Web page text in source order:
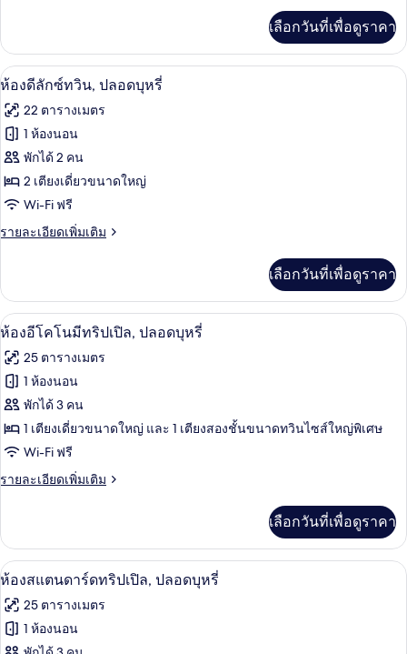
บุหรี่
เกี่ยว
กับ
ห้อง
ทวิ
น,
ปลอด
บุหรี่
เลือกวันที่เพื่อดูราคา
เปิด
ภาพถ่าย
ทั้งหมด
ของ
ห้อง
ดี
ลัก
ทวิน,
ปลอด
บุหรี่
ห้องดีลักซ์ทวิน, ปลอดบุหรี่ | ตู้นิรภัยใน
14
ห้องดีลักซ์ทวิน, ปลอดบุหรี่
22 ตารางเมตร
1 ห้องนอน
พักได้ 2 คน
2 เตียงเดี่ยวขนาดใหญ่
Wi-Fi ฟรี
รายละเอียดเพิ่มเติม
ราย
เกี่ยว
กับ
ห้อง
ลัก
ซ์
ทวิ
น,
ปลอด
บุหรี่
เลือกวันที่เพื่อดูราคา
เปิด
ภาพถ่าย
ทั้งหมด
ของ
ห้อง
อี
โค
มี
ทริปเปิล,
ปลอด
บุหรี่
ห้องอีโคโนมีทริปเปิล, ปลอดบุหรี่ | ตู้นิ
8
ห้องอีโคโนมีทริปเปิล, ปลอดบุหรี่
25 ตารางเมตร
1 ห้องนอน
พักได้ 3 คน
1 เตียงเดี่ยวขนาดใหญ่ และ 1 เตียงสองชั้นขนาดทวินไซส์ใหญ่พิเศษ
Wi-Fi ฟรี
รายละเอียดเพิ่มเติม
ราย
เกี่ยว
กับ
ห้อง
โค
โน
มี
เลือกวันที่เพื่อดูราคา
เปิด
ภาพถ่าย
ทั้งหมด
ห้องสแตนดาร์ดทริปเปิล, ปลอดบุหรี่ |
5
ห้องสแตนดาร์ดทริปเปิล, ปลอดบุหรี่
25 ตารางเมตร
1 ห้องนอน